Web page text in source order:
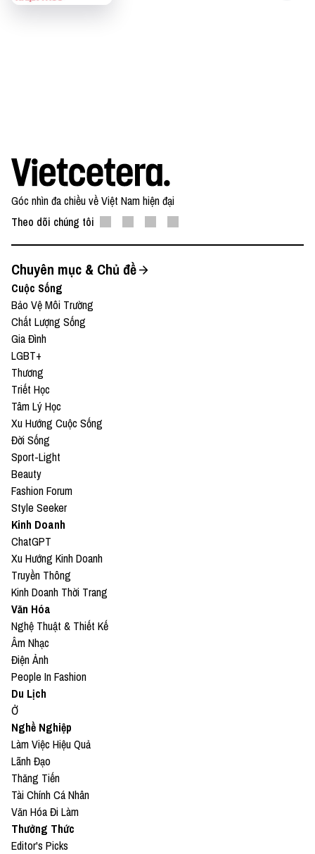
Góc nhìn đa chiều về Việt Nam hiện đại
Theo dõi chúng tôi
Chuyên mục & Chủ đề
Cuộc Sống
Bảo Vệ Môi Trường
Chất Lượng Sống
Gia Đình
LGBT+
Thương
Triết Học
Tâm Lý Học
Xu Hướng Cuộc Sống
Đời Sống
Sport-Light
Beauty
Fashion Forum
Style Seeker
Kinh Doanh
ChatGPT
Xu Hướng Kinh Doanh
Truyền Thông
Kinh Doanh Thời Trang
Văn Hóa
Nghệ Thuật & Thiết Kế
Âm Nhạc
Điện Ảnh
People In Fashion
Du Lịch
Ở
Nghề Nghiệp
Làm Việc Hiệu Quả
Lãnh Đạo
Thăng Tiến
Tài Chính Cá Nhân
Văn Hóa Đi Làm
Thưởng Thức
Editor's Picks